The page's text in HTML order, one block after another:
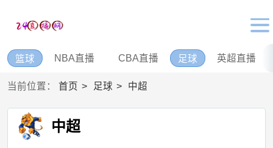
篮球 NBA直播 CBA直播 足球 英超直播
当前位置： 首页 足球 中超
中超